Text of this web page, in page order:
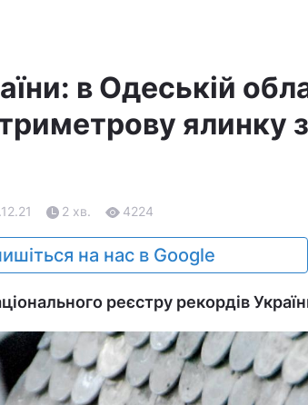
в Одеській
ялинку
2 хв. 4224
на нас в Google
реєстру рекордів